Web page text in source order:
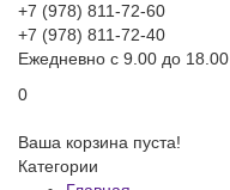
+7 (978) 811-72-60
+7 (978) 811-72-40
Ежедневно с 9.00 до 18.00
0
Ваша корзина пуста!
Категории